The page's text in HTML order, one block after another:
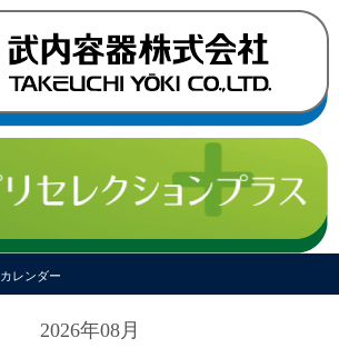
カレンダー
2026年08月